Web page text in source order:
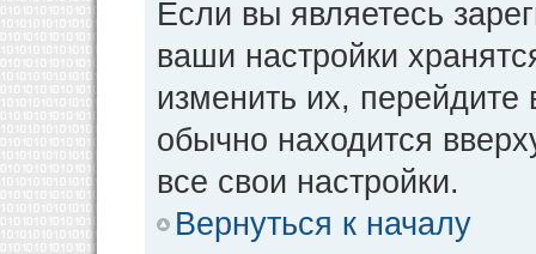
Если вы являетесь
ваши настройки
изменить их, перейдите
обычно находится
все свои настройки.
Вернуться к началу